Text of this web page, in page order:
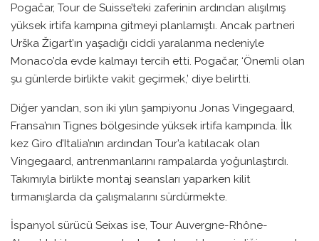
Pogačar, Tour de Suisse’teki zaferinin ardından alışılmış
yüksek irtifa kampına gitmeyi planlamıştı. Ancak partneri
Urška Žigart’ın yaşadığı ciddi yaralanma nedeniyle
Monaco’da evde kalmayı tercih etti. Pogačar, ‘Önemli olan
şu günlerde birlikte vakit geçirmek,’ diye belirtti.
Diğer yandan, son iki yılın şampiyonu Jonas Vingegaard,
Fransa’nın Tignes bölgesinde yüksek irtifa kampında. İlk
kez Giro d’Italia’nın ardından Tour’a katılacak olan
Vingegaard, antrenmanlarını rampalarda yoğunlaştırdı.
Takımıyla birlikte montaj seansları yaparken kilit
tırmanışlarda da çalışmalarını sürdürmekte.
İspanyol sürücü Seixas ise, Tour Auvergne-Rhône-